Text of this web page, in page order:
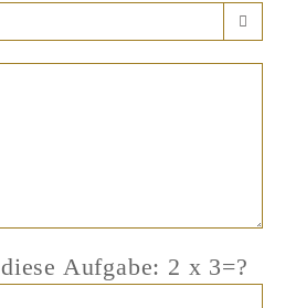

Aufgabe: 2 x 3=?